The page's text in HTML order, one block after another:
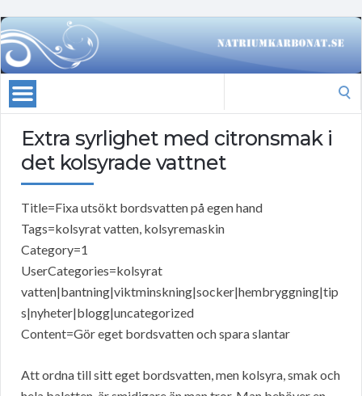
Extra syrlighet med citronsmak i
det kolsyrade vattnet
Title=Fixa utsökt bordsvatten på egen hand
Tags=kolsyrat vatten, kolsyremaskin
Category=1
UserCategories=kolsyrat
vatten|bantning|viktminskning|socker|hembryggning|tip
s|nyheter|blogg|uncategorized
Content=Gör eget bordsvatten och spara slantar
Att ordna till sitt eget bordsvatten, men kolsyra, smak och